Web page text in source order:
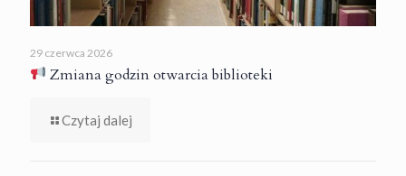
29 czerwca 2026
Zmiana godzin otwarcia biblioteki
Czytaj dalej